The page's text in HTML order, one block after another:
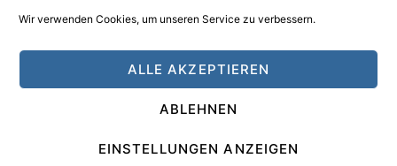
Wir verwenden Cookies, um unseren Service zu verbessern.
ALLE AKZEPTIEREN
ABLEHNEN
EINSTELLUNGEN ANZEIGEN
HAMANN DESIGN - Digitale Medien
Impressum Datenschutz